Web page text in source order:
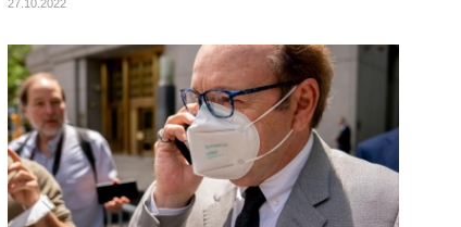
27.10.2022